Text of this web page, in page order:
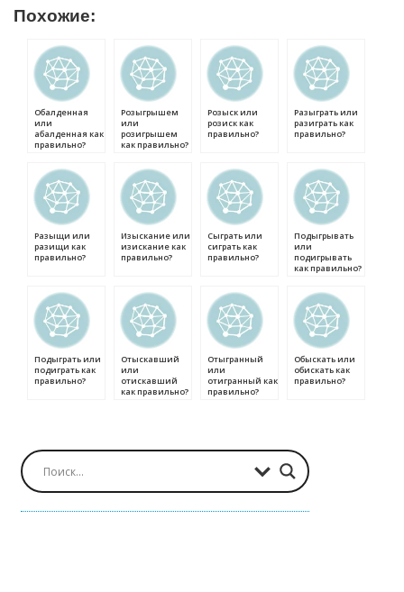
Похожие:
Обалденная
или
абалденная как
правильно?
Розыгрышем
или
розигрышем
как правильно?
Розыск или
розиск как
правильно?
Разыграть или
разиграть как
правильно?
Разыщи или
разищи как
правильно?
Изыскание или
изискание как
правильно?
Сыграть или
сиграть как
правильно?
Подыгрывать
или
подигрывать
как правильно?
Подыграть или
подиграть как
правильно?
Отыскавший
или
отискавший
как правильно?
Отыгранный
или
отигранный как
правильно?
Обыскать или
обискать как
правильно?